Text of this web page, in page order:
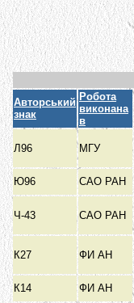
Авторський
знак
Робота
виконана
в
Л96 МГУ
Ю96
САО РАН
Ч-43 САО РАН
К27 ФИ АН
К14
ФИ АН